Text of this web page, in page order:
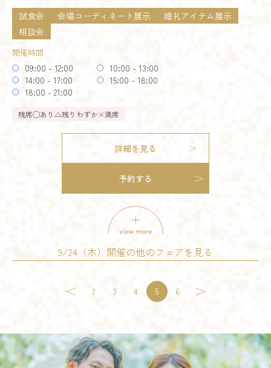
相談会
お得なご来館特典プレゼント
10:00 - 13:00
14:00 - 17:00
15:00 - 18:00
詳細を見る
オススメ 残りわずか
会場コーディネート展示
婚礼アイテム展示
09:00 - 12:00
10:00 - 13:00
14:00 - 17:00
15:00 - 18:00
△残りわずか ×満席
予約する
09:00 - 12:00
10:00 - 13:00
14:00 - 17:00
15:00 - 18:00
18:00 - 21:00
残席 ◯あり△残りわずか×満席
試食会 会場コーディネート展示
婚礼アイテム展示
相談会
開催時間
09:00 - 12:00
10:00 - 13:00
14:00 - 17:00
15:00 - 18:00
18:00 - 21:00
残席◯あり △残りわずか×満席
詳細を見る
予約する
9/24（木）開催の他のフェアを見る
2 3 4 5 6